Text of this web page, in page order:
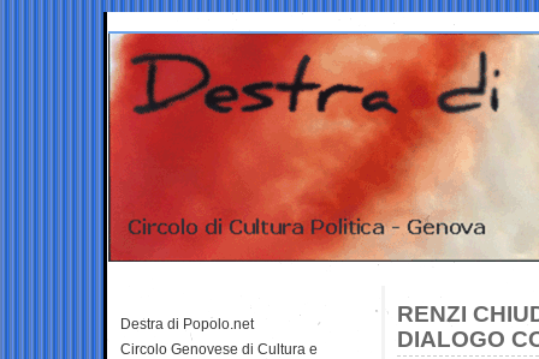
RENZI
DIALOGO
Destra di Popolo.net
Circolo Genovese di Cultura e